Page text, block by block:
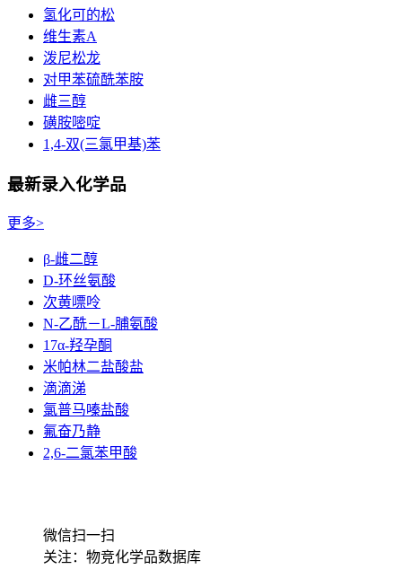
氢化可的松
维生素A
泼尼松龙
对甲苯硫酰苯胺
雌三醇
磺胺嘧啶
1,4-双(三氯甲基)苯
最新录入化学品
更多>
β-雌二醇
D-环丝氨酸
次黄嘌呤
N-乙酰－L-脯氨酸
17α-羟孕酮
米帕林二盐酸盐
滴滴涕
氯普马嗪盐酸
氟奋乃静
2,6-二氯苯甲酸
微信扫一扫
关注：物竞化学品数据库